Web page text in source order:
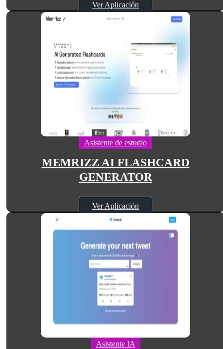
Ver Aplicación
Asistente de estudio
MEMRIZZ AI FLASHCARD
GENERATOR
Ver Aplicación
Asistente IA